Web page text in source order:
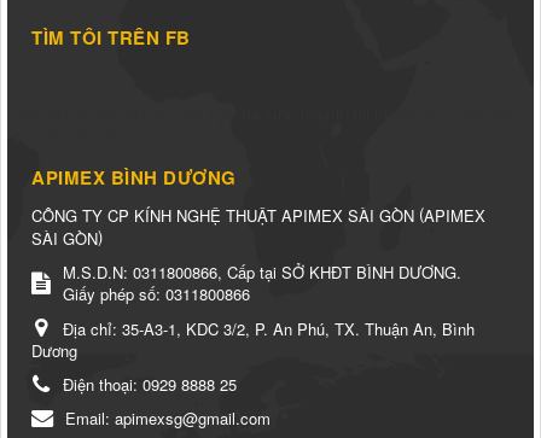
TÌM TÔI TRÊN FB
APIMEX BÌNH DƯƠNG
CÔNG TY CP KÍNH NGHỆ THUẬT APIMEX SÀI GÒN (APIMEX
SÀI GÒN)
M.S.D.N: 0311800866, Cấp tại SỞ KHĐT BÌNH DƯƠNG.
Giấy phép số: 0311800866
Địa chỉ: 35-A3-1, KDC 3/2, P. An Phú, TX. Thuận An, Bình
Dương
Điện thoại: 0929 8888 25
Email: apimexsg@gmail.com